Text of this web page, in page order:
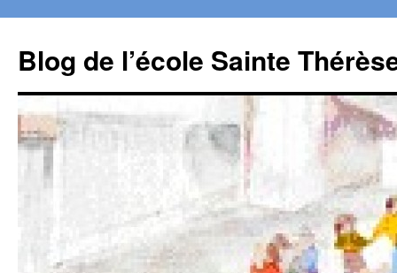
contenu
Blog de l’école Sainte